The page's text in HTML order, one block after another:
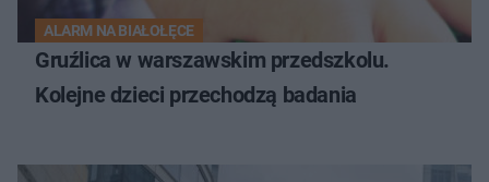
ALARM NA BIAŁOŁĘCE
Gruźlica w warszawskim przedszkolu.
Kolejne dzieci przechodzą badania